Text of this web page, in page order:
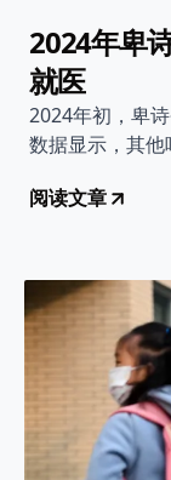
2024年卑
就医
2024年初，卑
数据显示，其他
阅读文章